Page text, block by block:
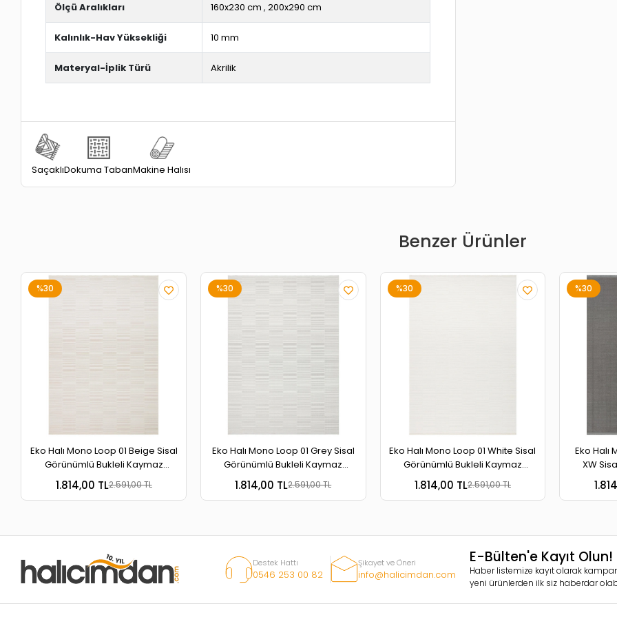
Ölçü Aralıkları 160x230 cm ,200x290 cm
Kalınlık-Hav Yüksekliği 10 mm
Materyal-İplik Türü Akrilik
SaçaklıDokuma TabanMakine Halısı
Benzer Ürünler
%30
Eko Halı Mono Loop 01 Beige Sisal
Görünümlü Bukleli Kaymaz
Tabanlı Yıkanabilir Halı
1.814,00 TL2.591,00 TL
%30
Eko Halı Mono Loop 01 Grey Sisal
Görünümlü Bukleli Kaymaz
Tabanlı Yıkanabilir Halı
1.814,00 TL2.591,00 TL
%30
Eko Halı Mono Loop 01 White Sisal
Görünümlü Bukleli Kaymaz
Tabanlı Yıkanabilir Halı
1.814,00 TL2.591,00 TL
%30
Eko Halı
XW
Kaymaz
Destek Hattı
0546 253 00 82
Şikayet ve Öneri
info@halicimdan.com
E-Bülten'e Kayıt Olun!
Haber listemize kayıt olarak
yeni ürünlerden ilk siz haberdar